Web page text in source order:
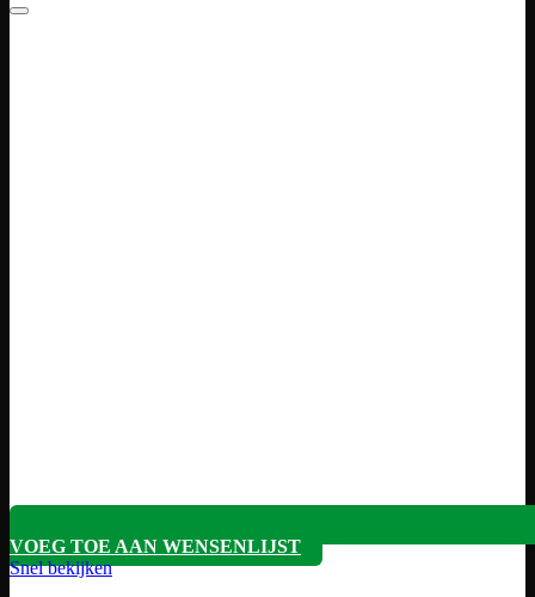
VOEG TOE AAN WENSENLIJST
Snel bekijken